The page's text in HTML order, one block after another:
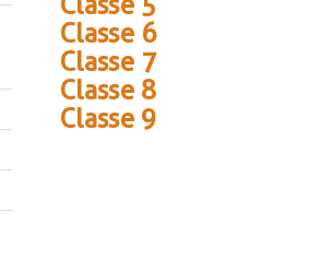
Classe 6
Classe 7
Classe 8
Classe 9